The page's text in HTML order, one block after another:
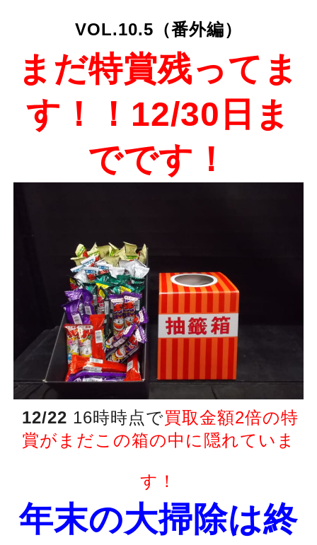
VOL.10.5（番外編）
まだ特賞残ってま
す！！12/30日ま
でです！
12/22 16時時点で買取金額2倍の特
賞がまだこの箱の中に隠れていま
す！
年末の大掃除は終